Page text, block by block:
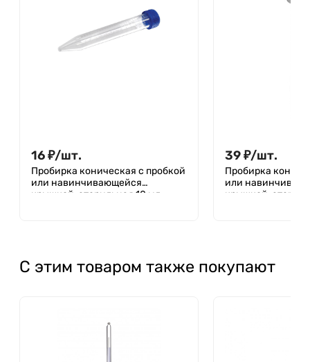
16₽/шт.
Пробирка коническая с пробкой
или навинчивающейся
крышкой, стерильная 10 мл,
39₽/шт.
Пробирка
или
крышкой,
С этим товаром также покупают